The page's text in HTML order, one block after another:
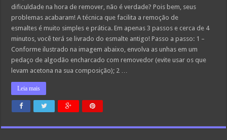
dificuldade na hora de remover, não é verdade? Pois bem, seus
problemas acabaram! A técnica que facilita a remoção de
esmaltes é muito simples e prática. Em apenas 3 passos e cerca de 4
minutos, você terá se livrado do esmalte antigo! Passo a passo: 1 –
Conforme ilustrado na imagem abaixo, envolva as unhas em um
pedaço de algodão encharcado com removedor (evite usar os que
levam acetona na sua composição); 2 …
Leia mais